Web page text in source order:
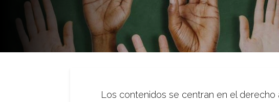
Los contenidos se centran en el derecho